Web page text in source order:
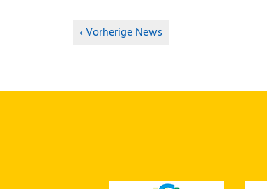
Vorherige News